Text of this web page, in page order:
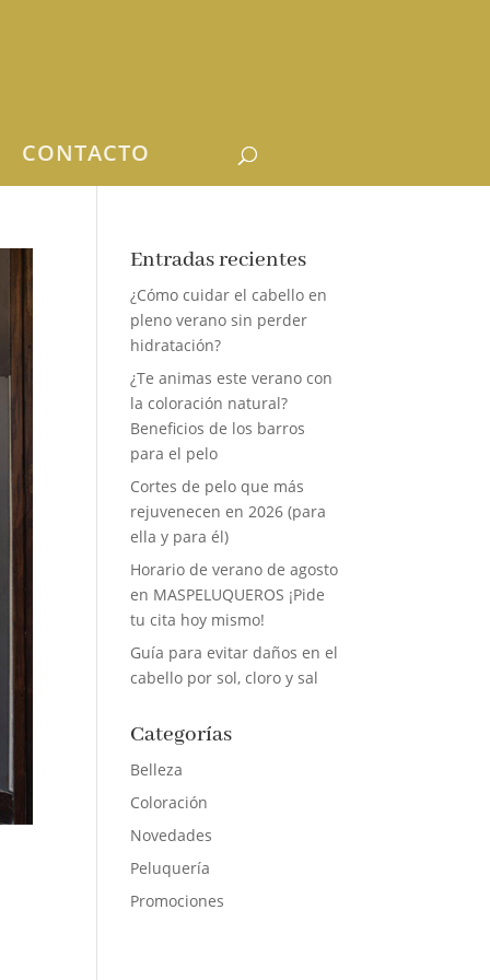
CONTACTO
Entradas recientes
¿Cómo cuidar el cabello en
pleno verano sin perder
hidratación?
¿Te animas este verano con
la coloración natural?
Beneficios de los barros
para el pelo
Cortes de pelo que más
rejuvenecen en 2026 (para
ella y para él)
Horario de verano de agosto
en MASPELUQUEROS ¡Pide
tu cita hoy mismo!
Guía para evitar daños en el
cabello por sol, cloro y sal
Categorías
Belleza
Coloración
Novedades
Peluquería
Promociones